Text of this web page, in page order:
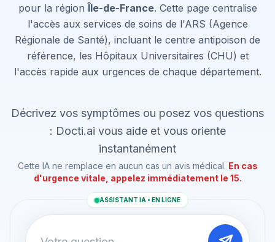
pour la région Île-de-France. Cette page centralise
l'accès aux services de soins de l'ARS (Agence
Régionale de Santé), incluant le centre antipoison de
référence, les Hôpitaux Universitaires (CHU) et
l'accès rapide aux urgences de chaque département.
Décrivez vos symptômes ou posez vos questions
: Docti.ai vous aide et vous oriente
instantanément
Cette IA ne remplace en aucun cas un avis médical. En cas
d'urgence vitale, appelez immédiatement le 15.
ASSISTANT IA • EN LIGNE